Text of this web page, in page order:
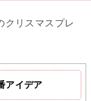
クリスマスプレ
アイデア